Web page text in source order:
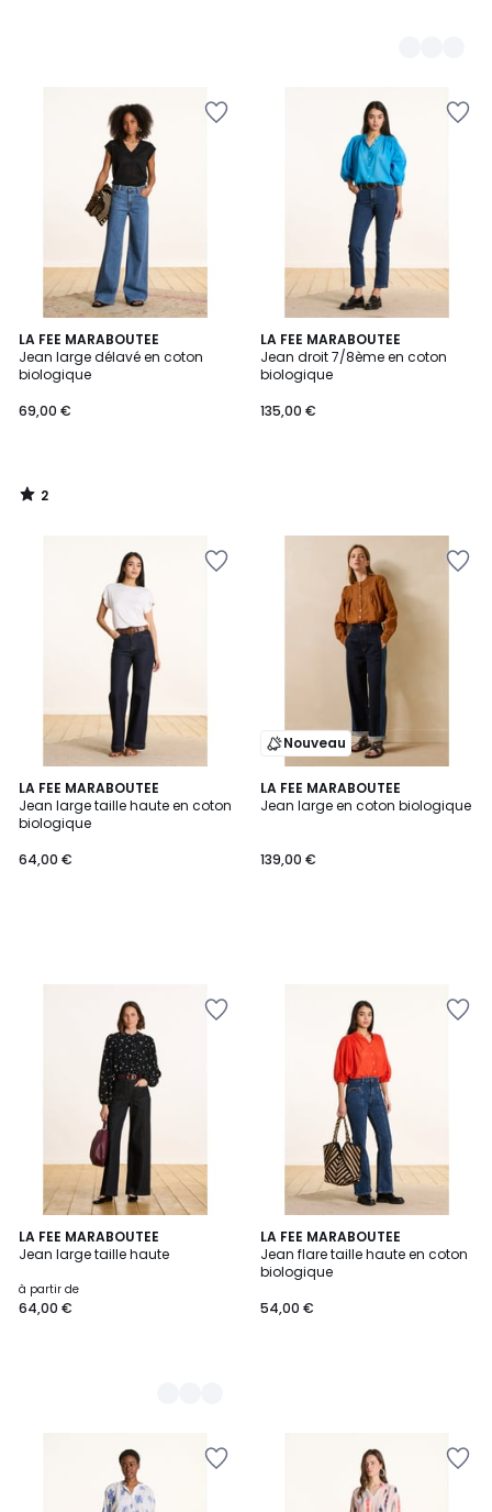
LA FEE MARABOUTEE
Jean large délavé en coton
biologique
69,00 €
2
/
5
2
/
LA FEE MARABOUTEE
Jean droit 7/8ème en coton
biologique
135,00 €
LA FEE MARABOUTEE
Jean large taille haute en coton
biologique
64,00 €
Nouveau
LA FEE MARABOUTEE
Jean large en coton biologique
139,00 €
LA FEE MARABOUTEE
Jean large taille haute
à partir de
64,00 €
2
Couleurs
LA FEE MARABOUTEE
Jean flare taille haute en coton
biologique
54,00 €